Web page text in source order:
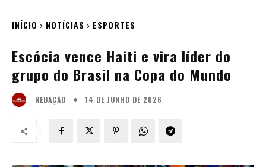
INÍCIO NOTÍCIAS ESPORTES
Escócia vence Haiti e vira líder do
grupo do Brasil na Copa do Mundo
REDAÇÃO 14 DE JUNHO DE 2026